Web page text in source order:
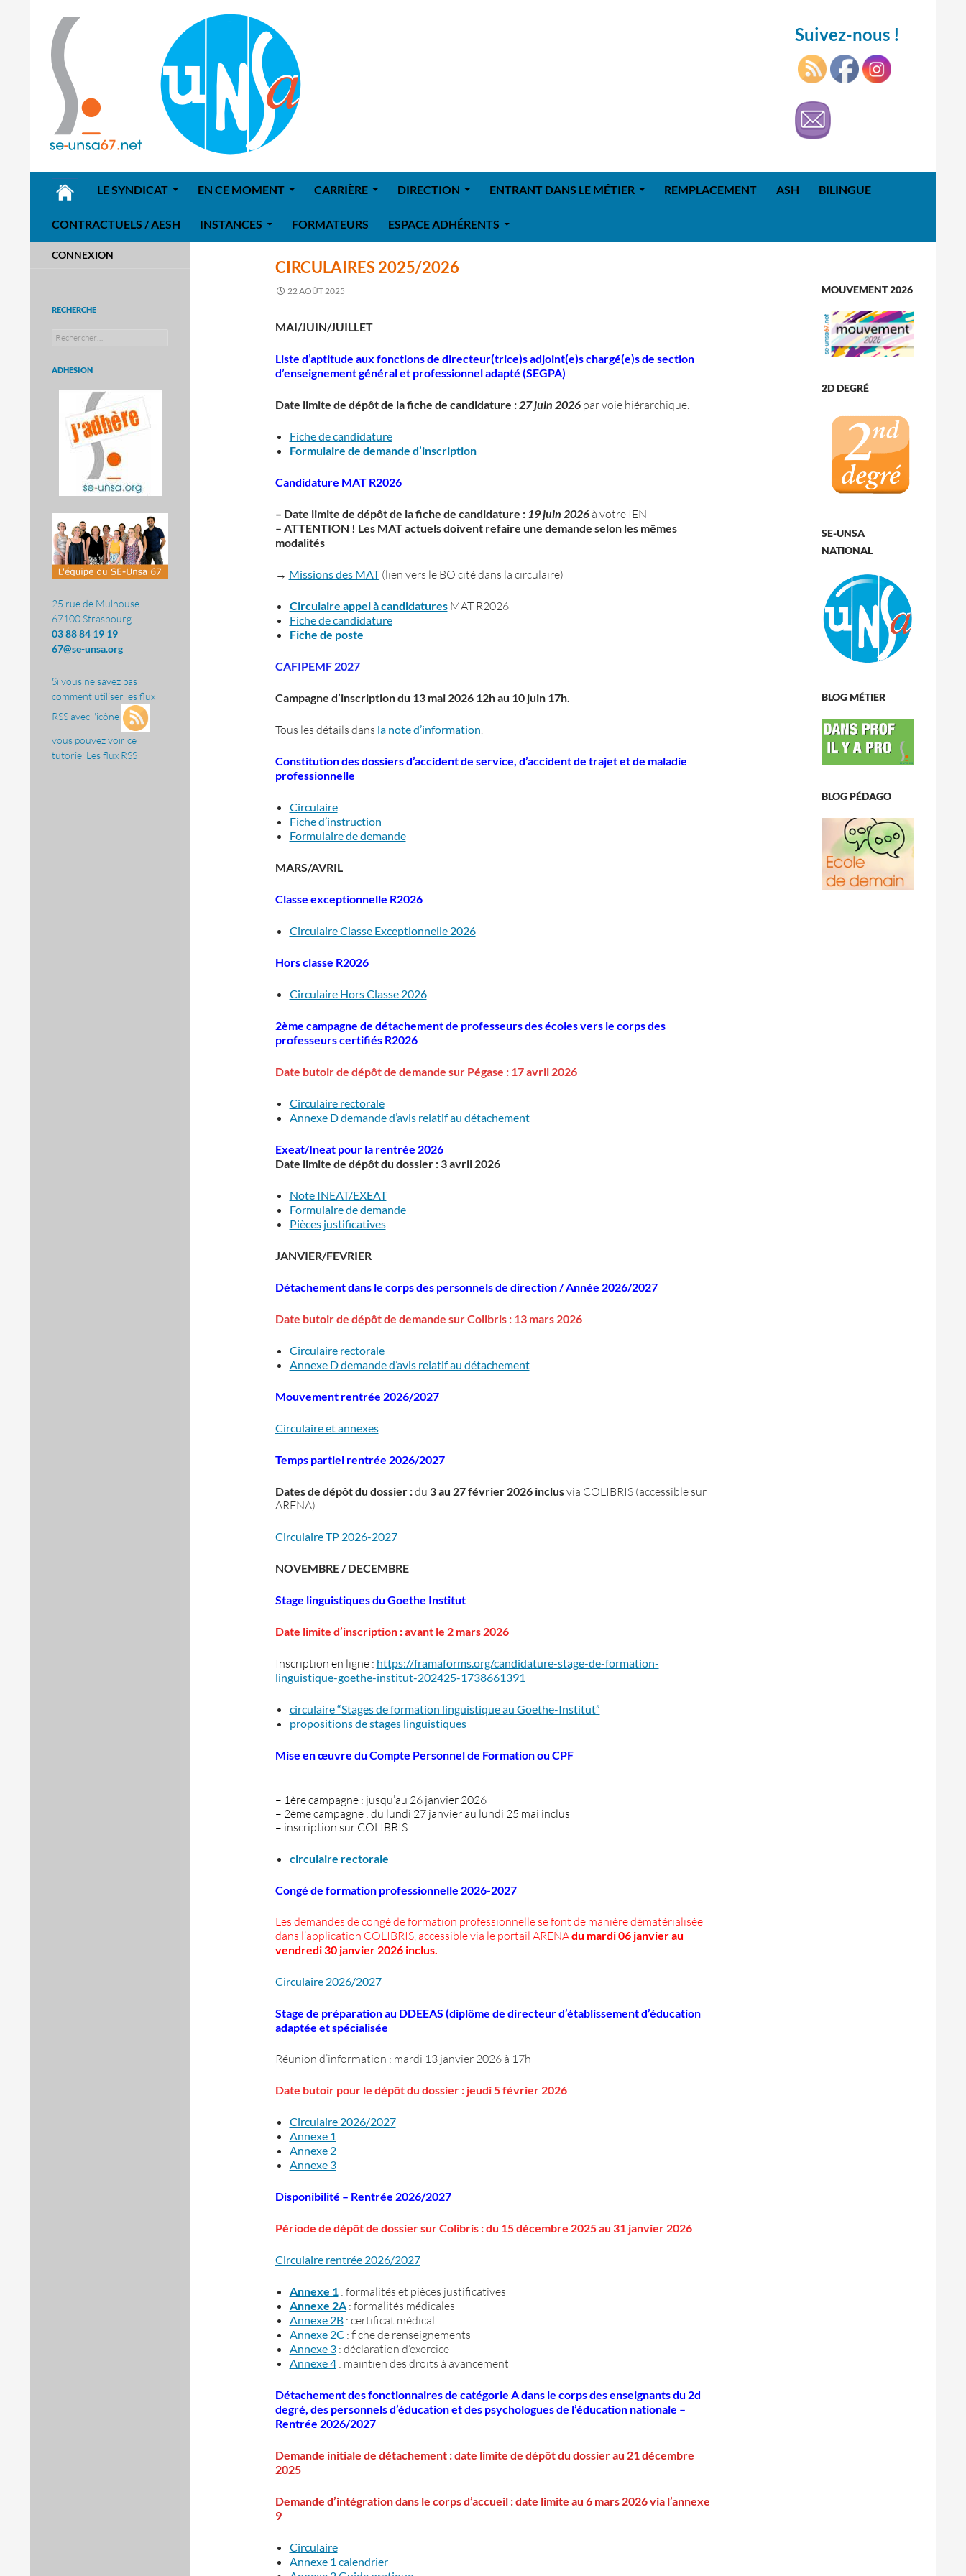
Suivez-nous !
ALLER AU CONTENU
LE SYNDICAT EN CE MOMENT CARRIÈRE DIRECTION ENTRANT DANS LE MÉTIER REMPLACEMENT ASH BILINGUE
CONTRACTUELS / AESH INSTANCES FORMATEURS ESPACE ADHÉRENTS
CIRCULAIRES 2025/2026
22 AOÛT 2025
MAI/JUIN/JUILLET
Liste d’aptitude aux fonctions de directeur(trice)s adjoint(e)s chargé(e)s de section
d’enseignement général et professionnel adapté (SEGPA)
Date limite de dépôt de la fiche de candidature :27 juin 2026 par voie hiérarchique.
Fiche de candidature
Formulaire de demande d’inscription
Candidature MAT R2026
– Date limite de dépôt de la fiche de candidature : 19 juin 2026 à votre IEN
– ATTENTION ! Les MAT actuels doivent refaire une demande selon les mêmes
modalités
→ Missions des MAT(lien vers le BO cité dans la circulaire)
Circulaire appel à candidaturesMAT R2026
Fiche de candidature
Fiche de poste
CAFIPEMF 2027
Campagne d’inscription du 13 mai 2026 12h au 10 juin 17h.
Tous les détails dans la note d’information.
Constitution des dossiers d’accident de service, d’accident de trajet et de maladie
professionnelle
Circulaire
Fiche d’instruction
Formulaire de demande
MARS/AVRIL
Classe exceptionnelle R2026
Circulaire Classe Exceptionnelle 2026
Hors classe R2026
Circulaire Hors Classe 2026
2ème campagne de détachement de professeurs des écoles vers le corps des
professeurs certifiés R2026
Date butoir de dépôt de demande sur Pégase : 17 avril 2026
Circulaire rectorale
Annexe D demande d’avis relatif au détachement
Exeat/Ineat pour la rentrée 2026
Date limite de dépôt du dossier : 3 avril 2026
Note INEAT/EXEAT
Formulaire de demande
Pièces justificatives
JANVIER/FEVRIER
Détachement dans le corps des personnels de direction / Année 2026/2027
Date butoir de dépôt de demande sur Colibris : 13 mars 2026
Circulaire rectorale
Annexe D demande d’avis relatif au détachement
Mouvement rentrée 2026/2027
Circulaire et annexes
Temps partiel rentrée 2026/2027
Dates de dépôt du dossier :du 3 au 27 février 2026 inclusvia COLIBRIS (accessible sur
ARENA)
Circulaire TP 2026-2027
NOVEMBRE / DECEMBRE
Stage linguistiques du Goethe Institut
Date limite d’inscription : avant le 2 mars 2026
Inscription en ligne : https://framaforms.org/candidature-stage-de-formation-
linguistique-goethe-institut-202425-1738661391
circulaire “Stages de formation linguistique au Goethe-Institut”
propositions de stages linguistiques
Mise en œuvre du Compte Personnel de Formation ou CPF
– 1ère campagne : jusqu’au 26 janvier 2026
– 2ème campagne : du lundi 27 janvier au lundi 25 mai inclus
– inscription sur COLIBRIS
circulaire rectorale
Congé de formation professionnelle 2026-2027
Les demandes de congé de formation professionnelle se font de manière dématérialisée
dans l’application COLIBRIS, accessible via le portail ARENAdu mardi 06 janvier au
vendredi 30 janvier 2026 inclus.
Circulaire 2026/2027
Stage de préparation au DDEEAS (diplôme de directeur d’établissement d’éducation
adaptée et spécialisée
Réunion d’information : mardi 13 janvier 2026 à 17h
Date butoir pour le dépôt du dossier : jeudi 5 février 2026
Circulaire 2026/2027
Annexe 1
Annexe 2
Annexe 3
Disponibilité – Rentrée 2026/2027
Période de dépôt de dossier sur Colibris : du 15 décembre 2025 au 31 janvier 2026
Circulaire rentrée 2026/2027
Annexe 1: formalités et pièces justificatives
Annexe 2A: formalités médicales
Annexe 2B: certificat médical
Annexe 2C : fiche de renseignements
Annexe 3: déclaration d’exercice
Annexe 4: maintien des droits à avancement
Détachement des fonctionnaires de catégorie A dans le corps des enseignants du 2d
degré, des personnels d’éducation et des psychologues de l’éducation nationale –
Rentrée 2026/2027
Demande initiale de détachement : date limite de dépôt du dossier au 21 décembre
2025
Demande d’intégration dans le corps d’accueil : date limite au 6 mars 2026 via l’annexe
9
Circulaire
Annexe 1 calendrier
MOUVEMENT 2026
2D DEGRÉ
SE-UNSA
NATIONAL
BLOG MÉTIER
BLOG PÉDAGO
CONNEXION
RECHERCHE
Rechercher :
ADHESION
25 rue de Mulhouse
67100 Strasbourg
03 88 84 19 19
67@se-unsa.org
Si vous ne savez pas
comment utiliser les flux
RSS avec l'icône
vous pouvez voir ce
tutoriel Les flux RSS